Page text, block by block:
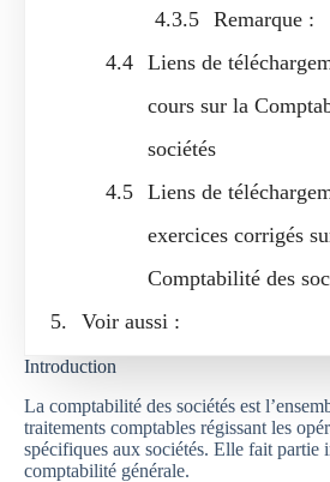
Remarque :
Liens de
cours sur la
sociétés
Liens de
exercices corrigés
Comptabilité des
Voir aussi :
Introduction
La comptabilité des sociétés est
traitements comptables régissant les
spécifiques aux sociétés. Elle fait partie
comptabilité générale.